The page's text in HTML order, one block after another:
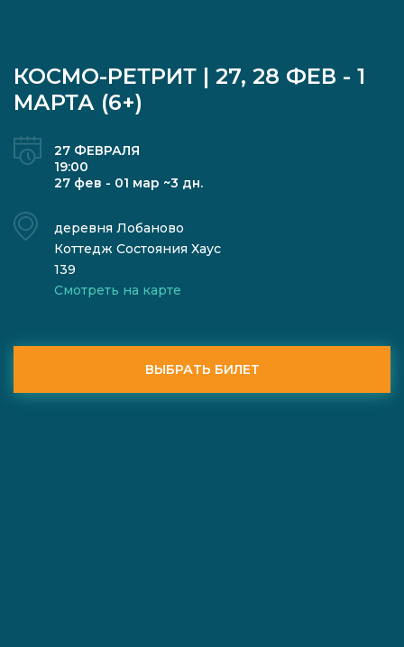
КОСМО-РЕТРИТ | 27, 28 ФЕВ - 1
МАРТА (6+)
27 ФЕВРАЛЯ
19:00
27 фев - 01 мар ~3 дн.
деревня Лобаново
Коттедж Состояния Хаус
139
Смотреть на карте
ВЫБРАТЬ БИЛЕТ